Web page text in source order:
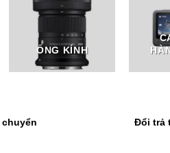
ỐNG KÍNH
Đổi trả